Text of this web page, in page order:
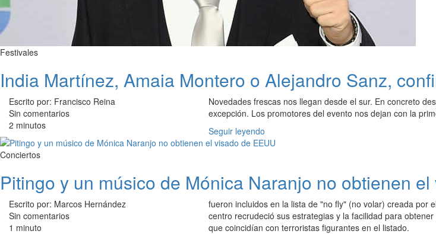
Festivales
India Martínez, Amaia Montero o Alejandro Sanz,
Escrito por: Francisco Reina
Sin comentarios
2 minutos
Novedades frescas nos llegan desde el sur. En concreto
excepción. Los promotores del evento nos dejan con la
Seguir leyendo
Conciertos
Pitingo y un músico de Mónica Naranjo no obtienen
Escrito por: Marcos Hernández
Sin comentarios
1 minuto
fueron incluidos en la lista de "no fly" (no volar) creada por
centro recrudeció sus estrategias y la facilidad para
que coincidían con terroristas figurantes en el listado.